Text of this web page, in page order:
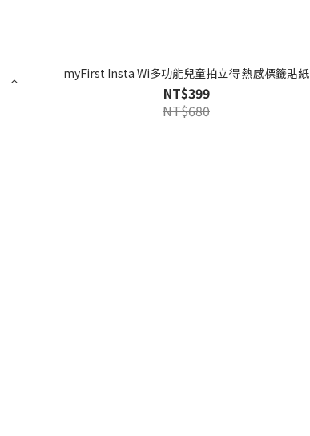
myFirst Insta Wi多功能兒童拍立得 熱感標籤貼紙
NT$399
NT$680